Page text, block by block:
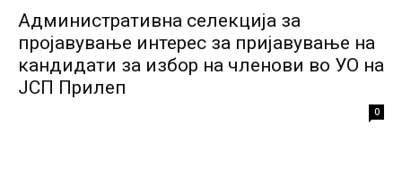
Административна селекција за
пројавување интерес за пријавување на
кандидати за избор на членови во УО на
ЈСП Прилеп
0